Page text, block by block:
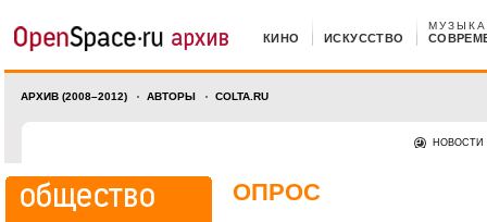
КИНО ИСКУССТВО
МУЗЫКА
АРХИВ (2008–2012) АВТОРЫ COLTA.RU
НОВОСТИ
ОПРОС